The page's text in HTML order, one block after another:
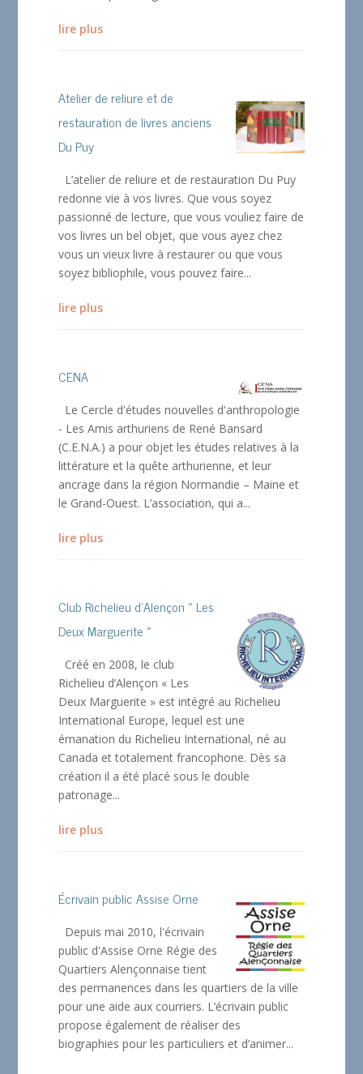
lire plus
Atelier de reliure et de
restauration de livres anciens
Du Puy
L’atelier de reliure et de restauration Du Puy
redonne vie à vos livres. Que vous soyez
passionné de lecture, que vous vouliez faire de
vos livres un bel objet, que vous ayez chez
vous un vieux livre à restaurer ou que vous
soyez bibliophile, vous pouvez faire...
lire plus
CENA
Le Cercle d'études nouvelles d'anthropologie
- Les Amis arthuriens de René Bansard
(C.E.N.A.) a pour objet les études relatives à la
littérature et la quête arthurienne, et leur
ancrage dans la région Normandie – Maine et
le Grand-Ouest. L’association, qui a...
lire plus
Club Richelieu d’Alençon « Les
Deux Marguerite »
Créé en 2008, le club
Richelieu d’Alençon « Les
Deux Marguerite » est intégré au Richelieu
International Europe, lequel est une
émanation du Richelieu International, né au
Canada et totalement francophone. Dès sa
création il a été placé sous le double
patronage...
lire plus
Écrivain public Assise Orne
Depuis mai 2010, l'écrivain
public d'Assise Orne Régie des
Quartiers Alençonnaise tient
des permanences dans les quartiers de la ville
pour une aide aux courriers. L’écrivain public
propose également de réaliser des
biographies pour les particuliers et d’animer...